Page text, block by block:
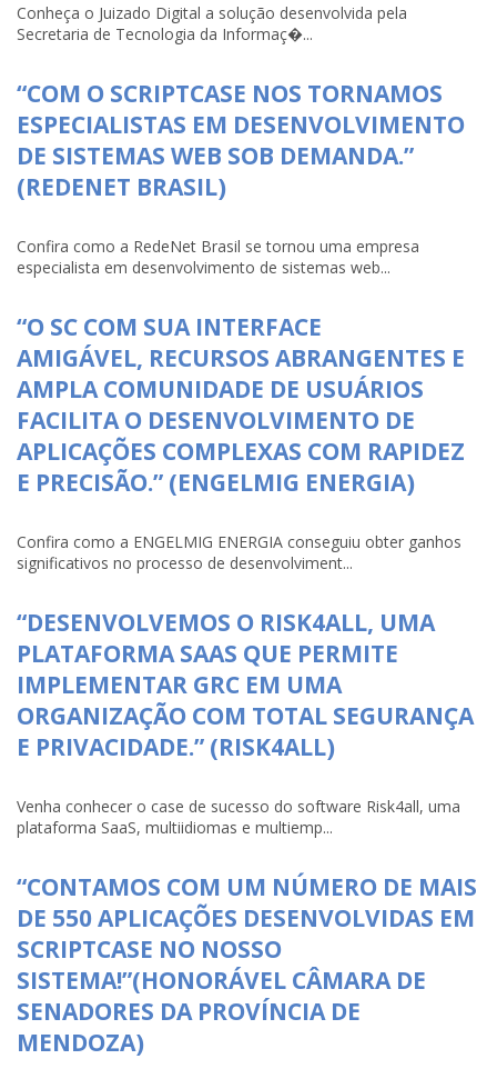
Conheça o Juizado Digital a solução desenvolvida pela
Secretaria de Tecnologia da Informaç�...
“COM O SCRIPTCASE NOS TORNAMOS
ESPECIALISTAS EM DESENVOLVIMENTO
DE SISTEMAS WEB SOB DEMANDA.”
(REDENET BRASIL)
Confira como a RedeNet Brasil se tornou uma empresa
especialista em desenvolvimento de sistemas web...
“O SC COM SUA INTERFACE
AMIGÁVEL, RECURSOS ABRANGENTES E
AMPLA COMUNIDADE DE USUÁRIOS
FACILITA O DESENVOLVIMENTO DE
APLICAÇÕES COMPLEXAS COM RAPIDEZ
E PRECISÃO.” (ENGELMIG ENERGIA)
Confira como a ENGELMIG ENERGIA conseguiu obter ganhos
significativos no processo de desenvolviment...
“DESENVOLVEMOS O RISK4ALL, UMA
PLATAFORMA SAAS QUE PERMITE
IMPLEMENTAR GRC EM UMA
ORGANIZAÇÃO COM TOTAL SEGURANÇA
E PRIVACIDADE.” (RISK4ALL)
Venha conhecer o case de sucesso do software Risk4all, uma
plataforma SaaS, multiidiomas e multiemp...
“CONTAMOS COM UM NÚMERO DE MAIS
DE 550 APLICAÇÕES DESENVOLVIDAS EM
SCRIPTCASE NO NOSSO
SISTEMA!”(HONORÁVEL CÂMARA DE
SENADORES DA PROVÍNCIA DE
MENDOZA)